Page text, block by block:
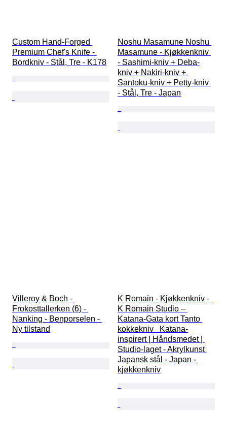
Custom Hand-Forged
Premium Chef's Knife -
Bordkniv - Stål, Tre - K178
Noshu Masamune Noshu
Masamune - Kjøkkenkniv
- Sashimi-kniv + Deba-
kniv + Nakiri-kniv +
Santoku-kniv + Petty-kniv
- Stål, Tre - Japan
Villeroy & Boch -
Frokosttallerken (6) -
Nanking - Benporselen -
Ny tilstand
K Romain - Kjøkkenkniv -
K Romain Studio –
Katana-Gata kort Tanto
kokkekniv   Katana-
inspirert | Håndsmedet |
Studio-laget - Akrylkunst
Japansk stål - Japan -
kjøkkenkniv